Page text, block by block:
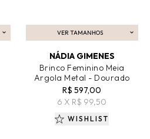
VER TAMANHOS
ADICIONAR AO CARRINHO
NÁDIA GIMENES
Brinco Feminino Meia
Argola Metal - Dourado
R$ 597,00
6 X R$ 99,50
WISHLIST